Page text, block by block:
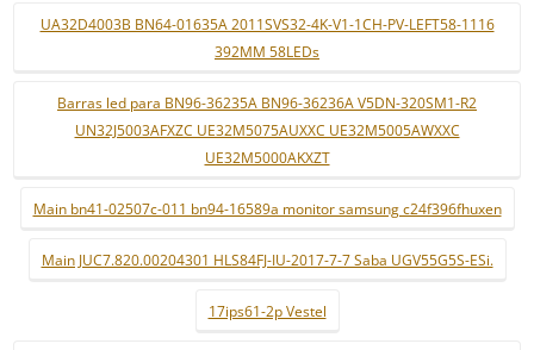
UA32D4003B BN64-01635A 2011SVS32-4K-V1-1CH-PV-LEFT58-1116
392MM 58LEDs
Barras led para BN96-36235A BN96-36236A V5DN-320SM1-R2
UN32J5003AFXZC UE32M5075AUXXC UE32M5005AWXXC
UE32M5000AKXZT
Main bn41-02507c-011 bn94-16589a monitor samsung c24f396fhuxen
Main JUC7.820.00204301 HLS84FJ-IU-2017-7-7 Saba UGV55G5S-ESi.
17ips61-2p Vestel